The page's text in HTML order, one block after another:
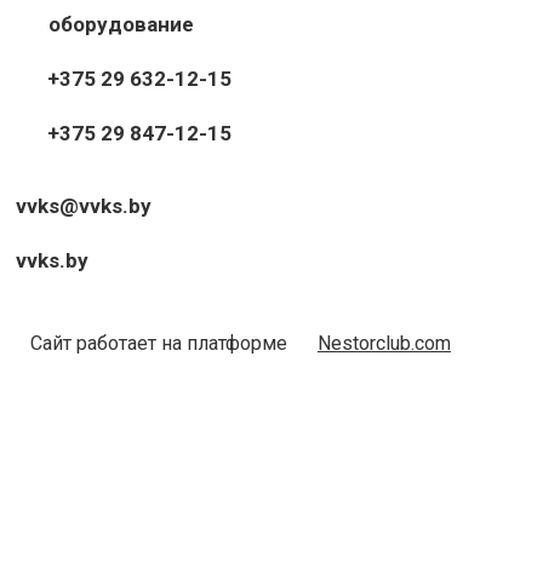
оборудование
+375 29 632-12-15
+375 29 847-12-15
vvks@vvks.by
vvks.by
Сайт работает на платформе Nestorclub.com